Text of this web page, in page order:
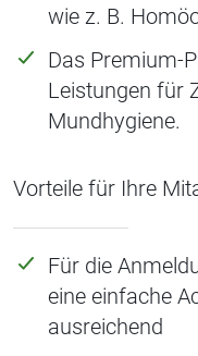
wie z. B.
Das Premium-
Leistungen für
Mundhygiene.
Vorteile für Ihre
Für die
eine einfache
ausreichend